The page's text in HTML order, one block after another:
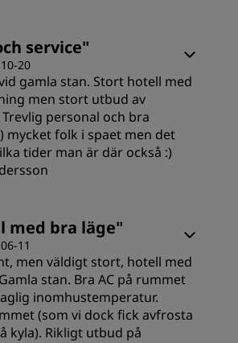
service"
20
gamla stan. Stort hotell med
men stort utbud av
personal och bra
mycket folk i spaet men det
tider man är där också :)
med bra läge"
11
men väldigt stort, hotell med
stan. Bra AC på rummet
inomhustemperatur.
(som vi dock fick avfrosta
kyla). Rikligt utbud på